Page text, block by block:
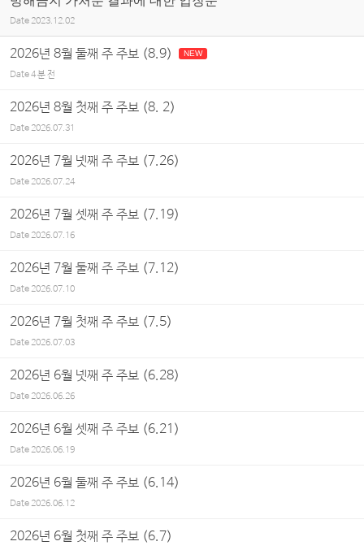
Date 2023.12.02
2026년 8월 둘째 주 주보 (8.9) NEW
Date4 분 전
2026년 8월 첫째 주 주보 (8. 2)
Date2026.07.31
2026년 7월 넷째 주 주보 (7.26)
Date2026.07.24
2026년 7월 셋째 주 주보 (7.19)
Date2026.07.16
2026년 7월 둘째 주 주보 (7.12)
Date2026.07.10
2026년 7월 첫째 주 주보 (7.5)
Date2026.07.03
2026년 6월 넷째 주 주보 (6.28)
Date2026.06.26
2026년 6월 셋째 주 주보 (6.21)
Date2026.06.19
2026년 6월 둘째 주 주보 (6.14)
Date2026.06.12
2026년 6월 첫째 주 주보 (6.7)